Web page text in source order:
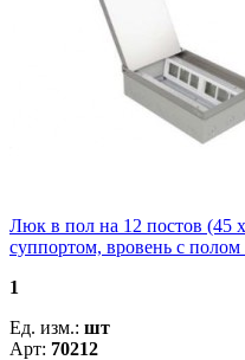
Люк в пол на 12 постов (45
суппортом, вровень с полом
1
Ед. изм.: шт
Арт: 70212